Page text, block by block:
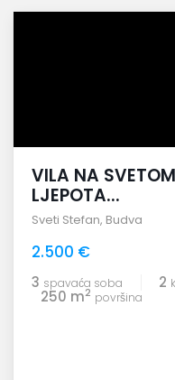
VILA NA
LJEPOTA...
Sveti Stefan, Budva
2.500 €
3 spavaća soba 2
250 m2 površina